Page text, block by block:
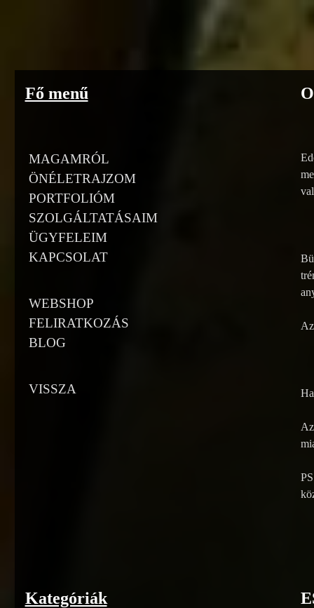
Fő menű
MAGAMRÓL
ÖNÉLETRAJZOM
PORTFOLIÓM
SZOLGÁLTATÁSAIM
ÜGYFELEIM
KAPCSOLAT
WEBSHOP
FELIRATKOZÁS
BLOG
VISSZA
Kategóriák